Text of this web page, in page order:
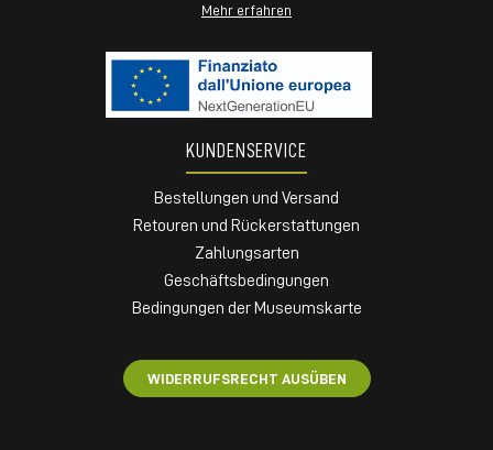
Mehr erfahren
KUNDENSERVICE
Bestellungen und Versand
Retouren und Rückerstattungen
Zahlungsarten
Geschäftsbedingungen
Bedingungen der Museumskarte
WIDERRUFSRECHT AUSÜBEN